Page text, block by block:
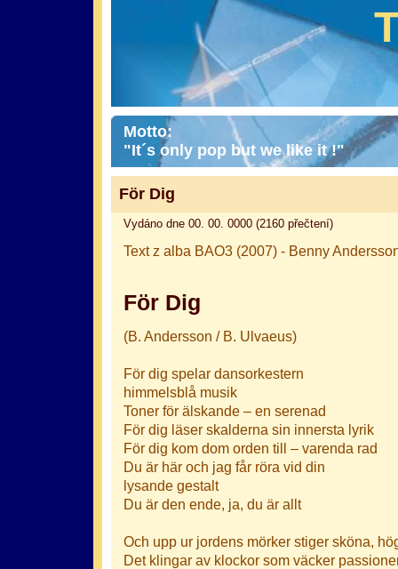
Motto:
"It´s only pop but we like it !"
För Dig
Vydáno dne 00. 00. 0000 (2160 přečtení)
Text z alba BAO3 (2007) - Benny
För Dig
(B. Andersson / B. Ulvaeus)
För dig spelar dansorkestern
himmelsblå musik
Toner för älskande – en serenad
För dig läser skalderna sin innersta lyrik
För dig kom dom orden till – varenda rad
Du är här och jag får röra vid din
lysande gestalt
Du är den ende, ja, du är allt
Och upp ur jordens mörker stiger sköna,
Det klingar av klockor som väcker